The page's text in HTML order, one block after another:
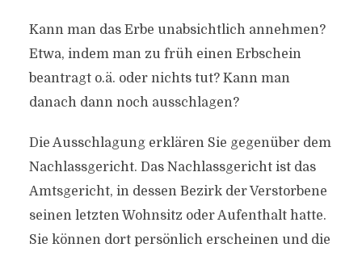
Kann man das Erbe unabsichtlich annehmen?
Etwa, indem man zu früh einen Erbschein
beantragt o.ä. oder nichts tut? Kann man
danach dann noch ausschlagen?
Die Ausschlagung erklären Sie gegenüber dem
Nachlassgericht. Das Nachlassgericht ist das
Amtsgericht, in dessen Bezirk der Verstorbene
seinen letzten Wohnsitz oder Aufenthalt hatte.
Sie können dort persönlich erscheinen und die